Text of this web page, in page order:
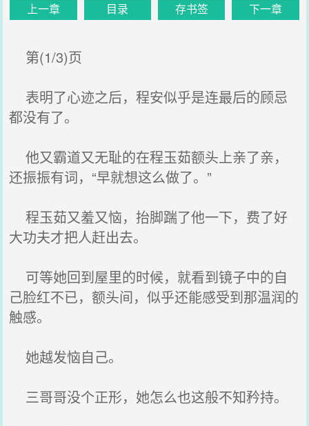
上一章 目录 存书签 下一章
第(1/3)页
表明了心迹之后，程安似乎是连最后的顾忌
都没有了。
他又霸道又无耻的在程玉茹额头上亲了亲，
还振振有词，“早就想这么做了。”
程玉茹又羞又恼，抬脚踹了他一下，费了好
大功夫才把人赶出去。
可等她回到屋里的时候，就看到镜子中的自
己脸红不已，额头间，似乎还能感受到那温润的
触感。
她越发恼自己。
三哥哥没个正形，她怎么也这般不知矜持。